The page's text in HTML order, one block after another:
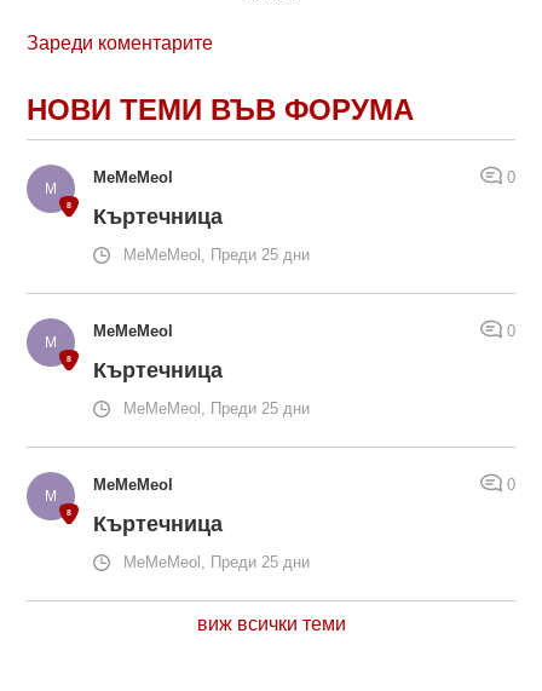
Зареди коментарите
НОВИ ТЕМИ ВЪВ ФОРУМА
MeMeMeol 0
Къртечница
MeMeMeol, Преди 25 дни
MeMeMeol 0
Къртечница
MeMeMeol, Преди 25 дни
MeMeMeol 0
Къртечница
MeMeMeol, Преди 25 дни
виж всички теми